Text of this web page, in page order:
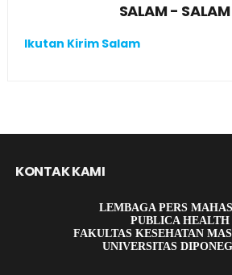
SALAM - SALAM
Ikutan Kirim Salam
KONTAK KAMI
LEMBAGA PERS
PUBLICA HEALTH
FAKULTAS KESEHATAN
UNIVERSITAS